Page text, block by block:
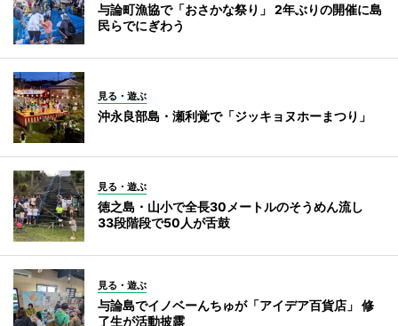
与論町漁協で「おさかな祭り」 2年ぶりの開催に島
民らでにぎわう
見る・遊ぶ
沖永良部島・瀬利覚で「ジッキョヌホーまつり」
見る・遊ぶ
徳之島・山小で全長30メートルのそうめん流し
33段階段で50人が舌鼓
見る・遊ぶ
与論島でイノベーんちゅが「アイデア百貨店」 修
了生が活動披露